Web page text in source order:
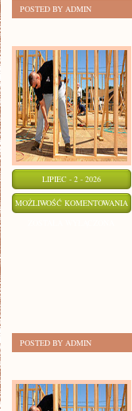
POSTED BY ADMIN
LIPIEC - 2 - 2026
MOŻLIWOŚĆ KOMENTOWANIA
POSTED BY ADMIN